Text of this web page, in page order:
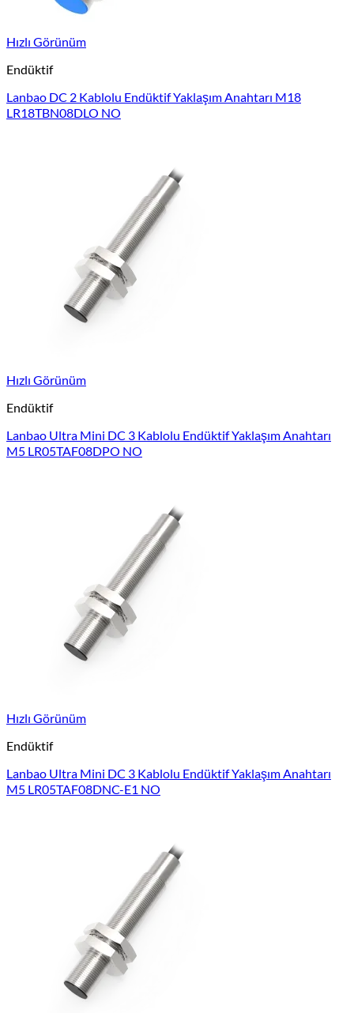
Hızlı Görünüm
Endüktif
Lanbao DC 2 Kablolu Endüktif Yaklaşım Anahtarı M18
LR18TBN08DLO NO
Hızlı Görünüm
Endüktif
Lanbao Ultra Mini DC 3 Kablolu Endüktif Yaklaşım Anahtarı
M5 LR05TAF08DPO NO
Hızlı Görünüm
Endüktif
Lanbao Ultra Mini DC 3 Kablolu Endüktif Yaklaşım Anahtarı
M5 LR05TAF08DNC-E1 NO